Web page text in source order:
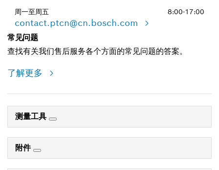
周一至周五 8:00-17:00
contact.ptcn@cn.bosch.com
常见问题
查找有关我们售后服务各个方面的常见问题的答案。
了解更多
测量工具
附件